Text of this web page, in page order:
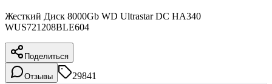
Жесткий Диск 8000Gb WD Ultrastar DC HA340
WUS721208BLE604
Поделиться
Отзывы
29841